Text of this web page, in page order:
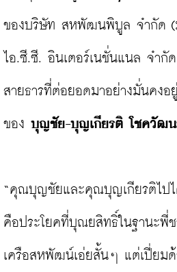
ของบริษัท สหพัฒนพิบูล จำกัด (
ไอ.ซี.ซี. อินเตอร์เนชั่นแนล จำกั
สายธารที่ต่อยอดมาอย่างมั่นคงอ
ของ บุญชัย-บุญเกียรติ โชควัฒน
“คุณบุญชัยและคุณบุญเกียรติไปไ
คือประโยคที่บุณยสิทธิ์ในฐานะพี่
เครือสหพัฒน์เอ่ยสั้นๆ แต่เปี่ยม